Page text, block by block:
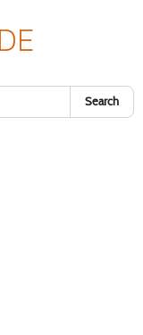
Search